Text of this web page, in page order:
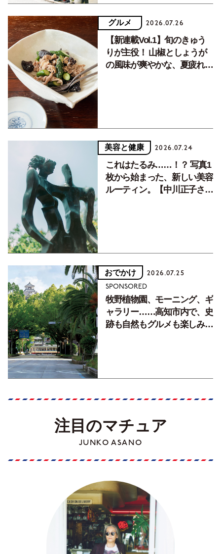
グルメ 2026.07.26
【新連載Vol.1】旬のきゅう
りが主役！ 山椒としょうが
の風味が爽やかな、夏疲れを
美容と健康 2026.07.24
これはたるみ……！？ 写真1
枚から始まった、新しい美容
ルーティン。【中川正子さん
おでかけ 2026.07.25
SPONSORED
牧野植物園、モーニング、ギ
ャラリー……高知市内で、史
跡も自然もグルメも楽しみ尽
注目のマチュア
JUNKO ASANO